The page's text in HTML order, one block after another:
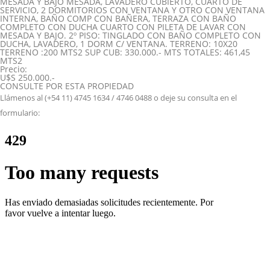
SERVICIO, 2 DORMITORIOS CON VENTANA Y OTRO CON VENTANA
INTERNA, BAÑO COMP CON BAÑERA, TERRAZA CON BAÑO
COMPLETO CON DUCHA CUARTO CON PILETA DE LAVAR CON
MESADA Y BAJO. 2º PISO: TINGLADO CON BAÑO COMPLETO CON
DUCHA, LAVADERO, 1 DORM C/ VENTANA. TERRENO: 10X20
TERRENO :200 MTS2 SUP CUB: 330.000.- MTS TOTALES: 461,45
MTS2
Precio:
U$S 250.000.-
CONSULTE POR ESTA PROPIEDAD
Llámenos al (+54 11) 4745 1634 / 4746 0488 o deje su consulta en el
formulario: